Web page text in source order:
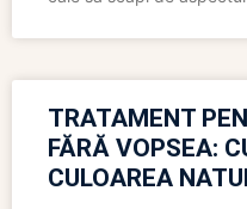
TRATAMENT
FĂRĂ VOPSEA:
CULOAREA